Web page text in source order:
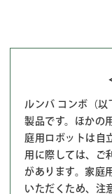
ルンバ コンボ（
製品です。ほかの
庭用ロボットは自
用に際しては、ご
があります。家庭
いただくため、注